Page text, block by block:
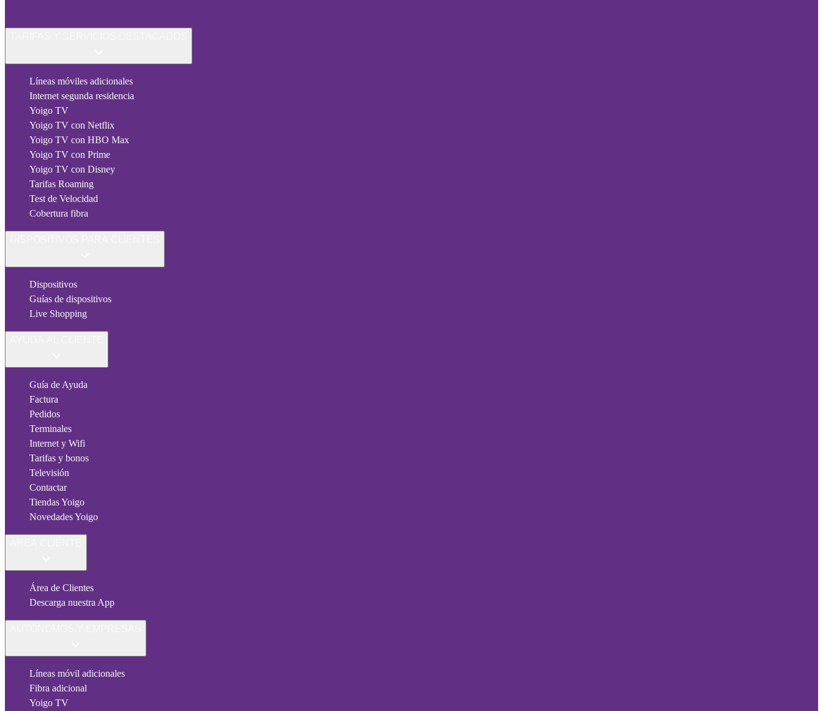
Líneas móviles adicionales
Internet segunda residencia
Yoigo TV
Yoigo TV con Netflix
Yoigo TV con HBO Max
Yoigo TV con Prime
Yoigo TV con Disney
Tarifas Roaming
Test de Velocidad
Cobertura fibra
Dispositivos
Guías de dispositivos
Live Shopping
Guía de Ayuda
Factura
Pedidos
Terminales
Internet y Wifi
Tarifas y bonos
Televisión
Contactar
Tiendas Yoigo
Novedades Yoigo
Área de Clientes
Descarga nuestra App
Líneas móvil adicionales
Fibra adicional
Yoigo TV